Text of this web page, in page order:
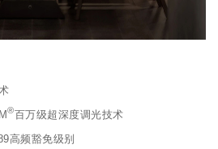
®百万级超深度调光技术
高频豁免级别